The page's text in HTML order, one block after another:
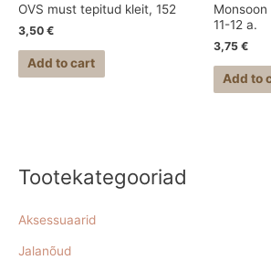
Tootekategooriad
Aksessuaarid
Jalanõud
OVS must tepitud kleit, 152
3,50 €
Add to cart
11-12 a.
3,75 €
Add to